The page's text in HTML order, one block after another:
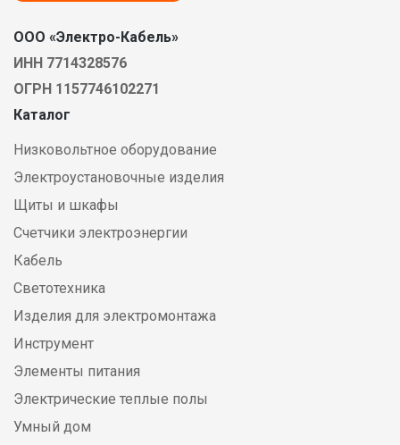
ООО «Электро-Кабель»
ИНН 7714328576
ОГРН 1157746102271
Каталог
Низковольтное оборудование
Электроустановочные изделия
Щиты и шкафы
Счетчики электроэнергии
Кабель
Светотехника
Изделия для электромонтажа
Инструмент
Элементы питания
Электрические теплые полы
Умный дом